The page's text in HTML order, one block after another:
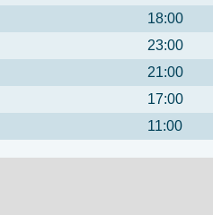
18:00
23:00
21:00
17:00
11:00